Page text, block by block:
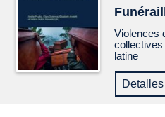
Violences
collectives
latine
Detalles